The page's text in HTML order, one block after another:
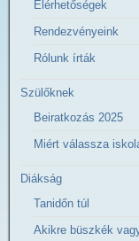
Elérhetőségek
Rendezvényeink
Rólunk írták
Szülőknek
Beiratkozás 2025
Miért válassza
Diákság
Tanidőn túl
Akikre büszkék